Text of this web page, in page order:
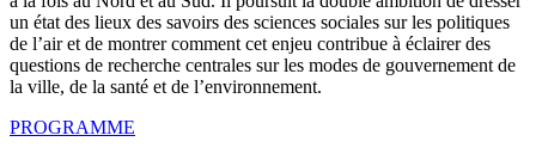
un état des lieux des savoirs des sciences sociales sur les politiques
de l’air et de montrer comment cet enjeu contribue à éclairer des
questions de recherche centrales sur les modes de gouvernement de
la ville, de la santé et de l’environnement.
PROGRAMME